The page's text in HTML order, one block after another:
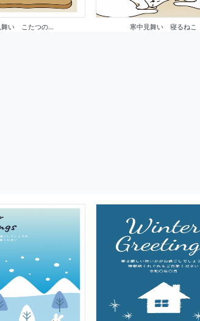
舞い こたつの... 寒中見舞い 寝るねこ